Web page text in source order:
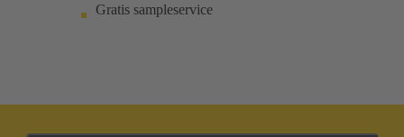
Gratis sampleservice